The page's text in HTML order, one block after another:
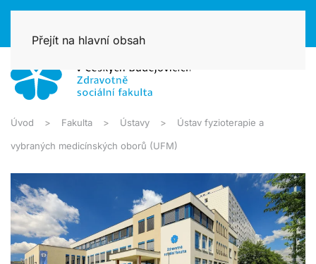
Přejít na hlavní obsah
Úvod Fakulta Ústavy Ústav fyzioterapie a
vybraných medicínských oborů (UFM)